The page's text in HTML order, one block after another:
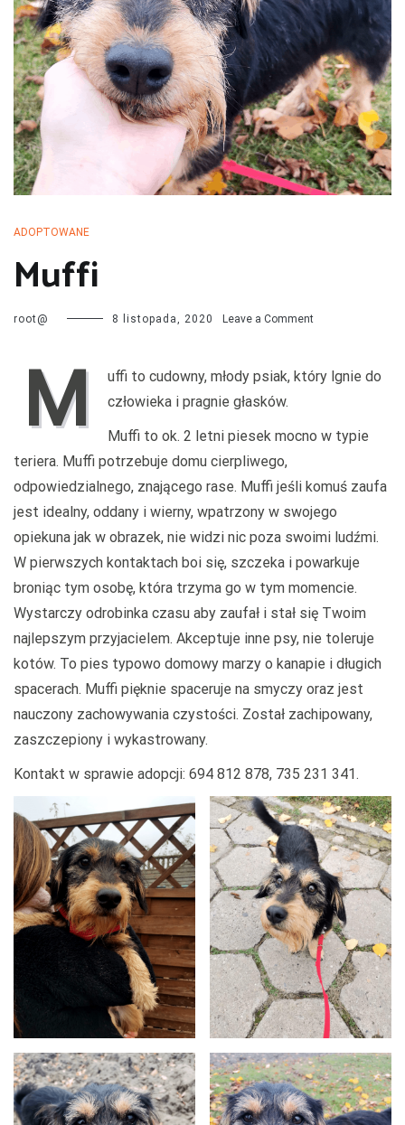
przechodzą kwarantannę, są leczone i mają całą profilaktykę. Są
również sterylizowane i kastrowane. Są socjalizowane czyli
przygotowywane do tego by odnaleźć się w nowej rodzinie. My
bardzo dobrze znamy naszych podopiecznych więc jest nam łatwiej
dopasować psa do rodziny i odwrotnie.
ADOPTOWANE
Muffi
root@ 8 listopada, 2020 Leave a Commenton
M
uffi to cudowny, młody psiak, który lgnie do
człowieka i pragnie głasków.
Muffi to ok. 2 letni piesek mocno w typie
teriera. Muffi potrzebuje domu cierpliwego,
odpowiedzialnego, znającego rase. Muffi jeśli komuś zaufa
jest idealny, oddany i wierny, wpatrzony w swojego
opiekuna jak w obrazek, nie widzi nic poza swoimi ludźmi.
W pierwszych kontaktach boi się, szczeka i powarkuje
broniąc tym osobę, która trzyma go w tym momencie.
Wystarczy odrobinka czasu aby zaufał i stał się Twoim
najlepszym przyjacielem. Akceptuje inne psy, nie toleruje
kotów. To pies typowo domowy marzy o kanapie i długich
spacerach. Muffi pięknie spaceruje na smyczy oraz jest
nauczony zachowywania czystości. Został zachipowany,
zaszczepiony i wykastrowany.
Kontakt w sprawie adopcji: 694 812 878, 735 231 341.